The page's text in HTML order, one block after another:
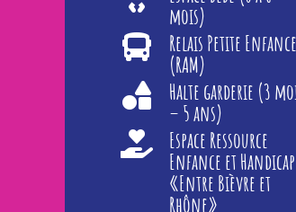
mois)
Relais Petite Enfance
(RAM)
Halte garderie (3
– 5 ans)
Espace Ressource
Enfance et Handicap
«Entre Bièvre et
Rhône»